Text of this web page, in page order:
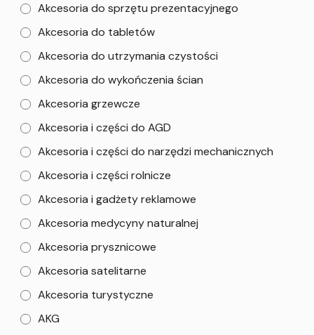
Akcesoria do sprzętu prezentacyjnego
Akcesoria do tabletów
Akcesoria do utrzymania czystości
Akcesoria do wykończenia ścian
Akcesoria grzewcze
Akcesoria i części do AGD
Akcesoria i części do narzędzi mechanicznych
Akcesoria i części rolnicze
Akcesoria i gadżety reklamowe
Akcesoria medycyny naturalnej
Akcesoria prysznicowe
Akcesoria satelitarne
Akcesoria turystyczne
AKG